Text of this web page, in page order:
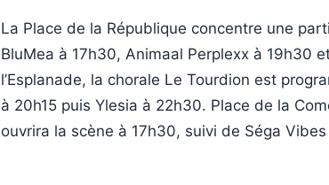
La Place de la République concentre une
BluMea à 17h30, Animaal Perplexx à 19h30
l’Esplanade, la chorale Le Tourdion est
à 20h15 puis Ylesia à 22h30. Place de la
ouvrira la scène à 17h30, suivi de Séga